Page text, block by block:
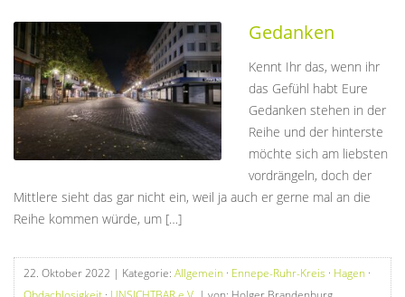
Gedanken
Kennt Ihr das, wenn ihr
das Gefühl habt Eure
Gedanken stehen in der
Reihe und der hinterste
möchte sich am liebsten
vordrängeln, doch der
Mittlere sieht das gar nicht ein, weil ja auch er gerne mal an die
Reihe kommen würde, um […]
22. Oktober 2022 | Kategorie: Allgemein · Ennepe-Ruhr-Kreis · Hagen ·